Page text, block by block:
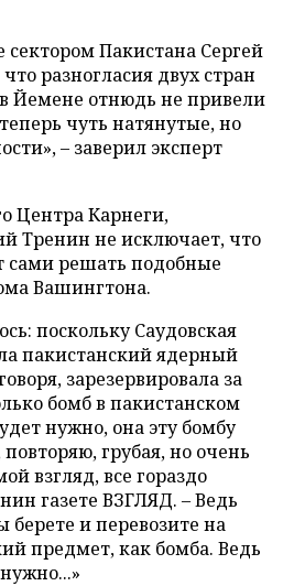
Пакистана Сергей
разногласия двух стран
Йемене отнюдь не привели
чуть натянутые, но
– заверил эксперт
Центра Карнеги,
Тренин не исключает, что
сами решать подобные
Вашингтона.
поскольку Саудовская
пакистанский ядерный
зарезервировала за
бомб в пакистанском
нужно, она эту бомбу
грубая, но очень
взгляд, все гораздо
газете ВЗГЛЯД. – Ведь
берете и перевозите на
предмет, как бомба. Ведь